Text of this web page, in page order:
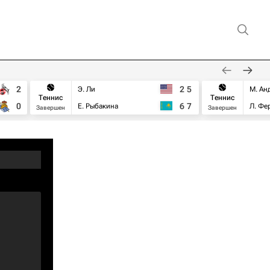
2
0
Теннис
Завершен
Э. Ли
Е. Рыбакина
2 5
6 7
Теннис
Завершен
М.
Л.